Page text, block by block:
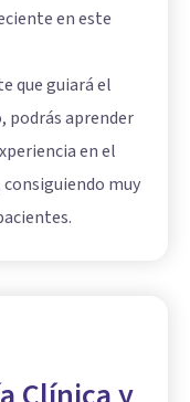
en este
que guiará el
podrás aprender
en el
muy